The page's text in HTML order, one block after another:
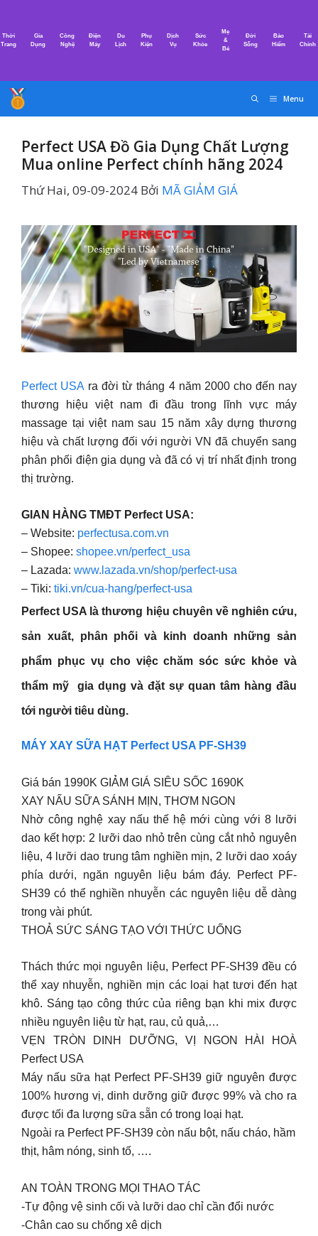
nội
Thời
Trang
Gia
Dụng
Công
Nghệ
Điện
Máy
Du
Lịch
Phụ
Kiện
Dịch
Vụ
Sức
Khỏe
Mẹ
&
Bé
Đời
Sống
Bảo
Hiểm
Tài
Chính
Menu
Perfect USA Đồ Gia Dụng Chất Lượng
Mua online Perfect chính hãng 2024
Thứ Hai, 09-09-2024 Bởi MÃ GIẢM GIÁ
Perfect USA ra đời từ tháng 4 năm 2000 cho đến nay
thương hiệu việt nam đi đầu trong lĩnh vực máy
massage tại việt nam sau 15 năm xây dựng thương
hiệu và chất lượng đối với người VN đã chuyển sang
phân phối điện gia dụng và đã có vị trí nhất định trong
thị trường.
GIAN HÀNG TMĐT Perfect USA:
– Website: perfectusa.com.vn
– Shopee: shopee.vn/perfect_usa
– Lazada: www.lazada.vn/shop/perfect-usa
– Tiki: tiki.vn/cua-hang/perfect-usa
Perfect USA là thương hiệu chuyên về nghiên cứu,
sản xuất, phân phối và kinh doanh những sản
phẩm phục vụ cho việc chăm sóc sức khỏe và
thẩm mỹ gia dụng và đặt sự quan tâm hàng đầu
tới người tiêu dùng.
MÁY XAY SỮA HẠT Perfect USA PF-SH39
Giá bán 1990K GIẢM GIÁ SIÊU SỐC 1690K
XAY NẤU SỮA SÁNH MỊN, THƠM NGON
Nhờ công nghệ xay nấu thế hệ mới cùng với 8 lưỡi
dao kết hợp: 2 lưỡi dao nhỏ trên cùng cắt nhỏ nguyên
liệu, 4 lưỡi dao trung tâm nghiền mịn, 2 lưỡi dao xoáy
phía dưới, ngăn nguyên liệu bám đáy. Perfect PF-
SH39 có thể nghiền nhuyễn các nguyên liệu dễ dàng
trong vài phút.
THOẢ SỨC SÁNG TẠO VỚI THỨC UỐNG
Thách thức mọi nguyên liệu, Perfect PF-SH39 đều có
thể xay nhuyễn, nghiền mịn các loại hạt tươi đến hạt
khô. Sáng tạo công thức của riêng bạn khi mix được
nhiều nguyên liệu từ hạt, rau, củ quả,…
VẸN TRÒN DINH DƯỠNG, VỊ NGON HÀI HOÀ
Perfect USA
Máy nấu sữa hạt Perfect PF-SH39 giữ nguyên được
100% hương vị, dinh dưỡng giữ được 99% và cho ra
được tối đa lượng sữa sẵn có trong loại hạt.
Ngoài ra Perfect PF-SH39 còn nấu bột, nấu cháo, hầm
thịt, hâm nóng, sinh tố, ….
AN TOÀN TRONG MỌI THAO TÁC
-Tự động vệ sinh cối và lưỡi dao chỉ cần đổi nước
-Chân cao su chống xê dịch